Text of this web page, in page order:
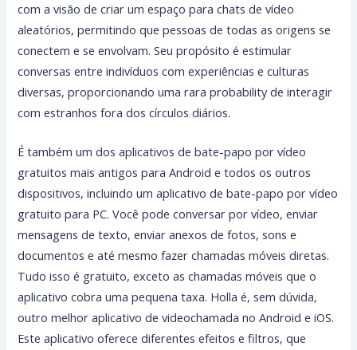
com a visão de criar um espaço para chats de vídeo
aleatórios, permitindo que pessoas de todas as origens se
conectem e se envolvam. Seu propósito é estimular
conversas entre indivíduos com experiências e culturas
diversas, proporcionando uma rara probability de interagir
com estranhos fora dos círculos diários.
É também um dos aplicativos de bate-papo por vídeo
gratuitos mais antigos para Android e todos os outros
dispositivos, incluindo um aplicativo de bate-papo por vídeo
gratuito para PC. Você pode conversar por vídeo, enviar
mensagens de texto, enviar anexos de fotos, sons e
documentos e até mesmo fazer chamadas móveis diretas.
Tudo isso é gratuito, exceto as chamadas móveis que o
aplicativo cobra uma pequena taxa. Holla é, sem dúvida,
outro melhor aplicativo de videochamada no Android e iOS.
Este aplicativo oferece diferentes efeitos e filtros, que